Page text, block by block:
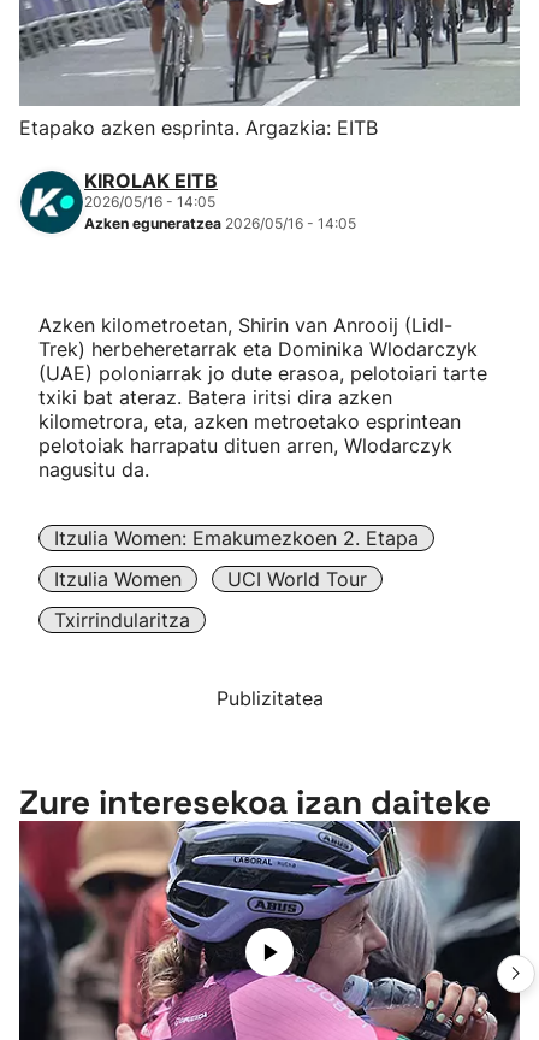
Herri-kirolak
Eskubaloia
Kirolak 360
Atletismoa
Kirol gehiago
"Helmuga"
Etapako azken esprinta. Argazkia: EITB
KIROLAK EITB
2026/05/16 - 14:05
Azken eguneratzea 2026/05/16 - 14:05
Azken kilometroetan, Shirin van Anrooij (Lidl-
Trek) herbeheretarrak eta Dominika Wlodarczyk
(UAE) poloniarrak jo dute erasoa, pelotoiari tarte
txiki bat ateraz. Batera iritsi dira azken
kilometrora, eta, azken metroetako esprintean
pelotoiak harrapatu dituen arren, Wlodarczyk
nagusitu da.
Itzulia Women: Emakumezkoen 2. Etapa
Itzulia Women
UCI World Tour
Txirrindularitza
Publizitatea
Zure interesekoa izan daiteke